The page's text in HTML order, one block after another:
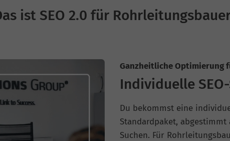
ist SEO 2.0 für
Ganzheitliche Optimierung
Individuelle
Du bekommst eine
Standardpaket,
Suchen. Für